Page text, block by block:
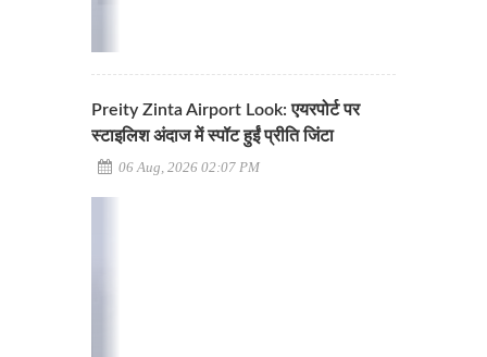
Preity Zinta Airport Look: एयरपोर्ट पर
स्टाइलिश अंदाज में स्पॉट हुईं प्रीति जिंटा
06 Aug, 2026 02:07 PM